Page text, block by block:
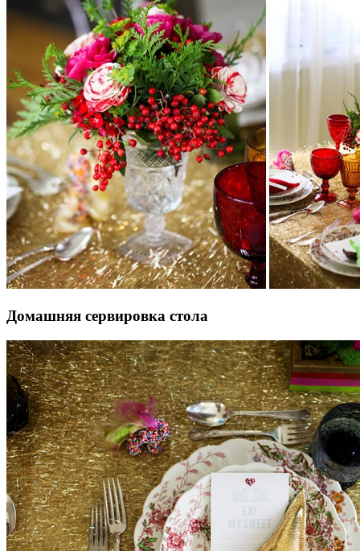
Домашняя сервировка стола